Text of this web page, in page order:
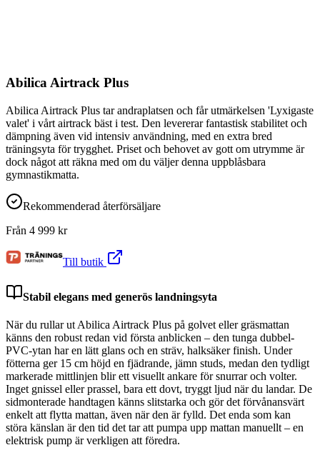
Abilica Airtrack Plus
Abilica Airtrack Plus tar andraplatsen och får utmärkelsen 'Lyxigaste
valet' i vårt airtrack bäst i test. Den levererar fantastisk stabilitet och
dämpning även vid intensiv användning, med en extra bred
träningsyta för trygghet. Priset och behovet av gott om utrymme är
dock något att räkna med om du väljer denna uppblåsbara
gymnastikmatta.
Rekommenderad återförsäljare
Från 4 999 kr
Till butik
Stabil elegans med generös landningsyta
När du rullar ut Abilica Airtrack Plus på golvet eller gräsmattan
känns den robust redan vid första anblicken – den tunga dubbel-
PVC-ytan har en lätt glans och en sträv, halksäker finish. Under
fötterna ger 15 cm höjd en fjädrande, jämn studs, medan den tydligt
markerade mittlinjen blir ett visuellt ankare för snurrar och volter.
Inget gnissel eller prassel, bara ett dovt, tryggt ljud när du landar. De
sidmonterade handtagen känns slitstarka och gör det förvånansvärt
enkelt att flytta mattan, även när den är fylld. Det enda som kan
störa känslan är den tid det tar att pumpa upp mattan manuellt – en
elektrisk pump är verkligen att föredra.